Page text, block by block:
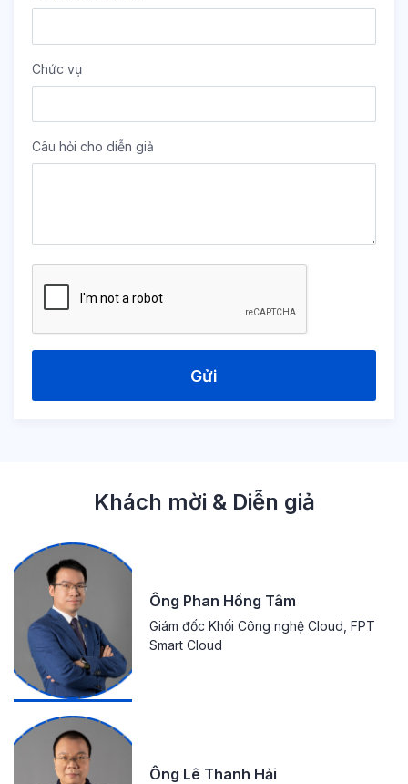
Chức vụ
Câu hỏi cho diễn giả
Gửi
Khách mời & Diễn giả
Ông Phan Hồng Tâm
Giám đốc Khối Công nghệ Cloud, FPT
Smart Cloud
Ông Lê Thanh Hải